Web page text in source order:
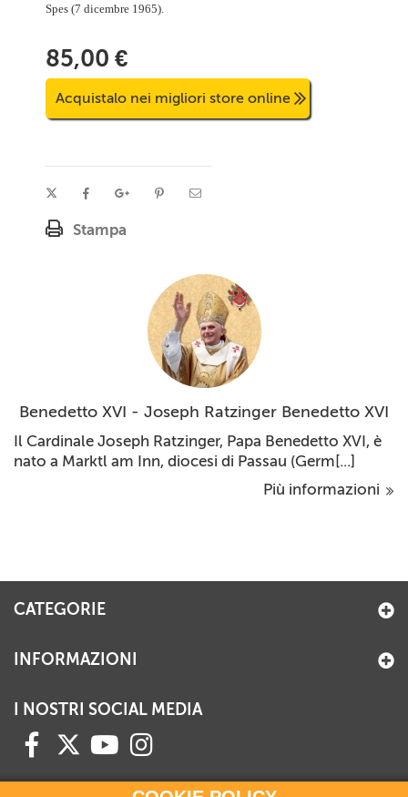
Spes (7 dicembre 1965).
85,00 €
Acquistalo nei migliori store online
Stampa
Benedetto XVI - Joseph Ratzinger Benedetto XVI
Il Cardinale Joseph Ratzinger, Papa Benedetto XVI, è
nato a Marktl am Inn, diocesi di Passau (Germ[...]
Più informazioni
CATEGORIE
INFORMAZIONI
I NOSTRI SOCIAL MEDIA